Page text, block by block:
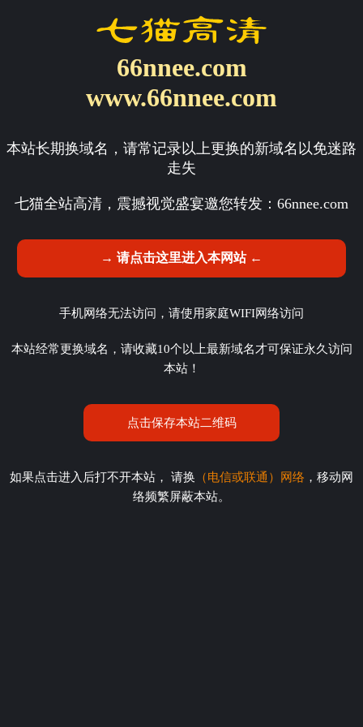
66nnee.com
www.66nnee.com
本站长期换域名，请常记录以上更换的新域名以免迷路
走失
七猫全站高清，震撼视觉盛宴邀您转发： 66nnee.com
→ 请点击这里进入本网站 ←
手机网络无法访问，请使用家庭WIFI网络访问
本站经常更换域名，请收藏10个以上最新域名才可保证永久访问
本站！
点击保存本站二维码
如果点击进入后打不开本站， 请换 （电信或联通）网络 ，移动网
络频繁屏蔽本站。